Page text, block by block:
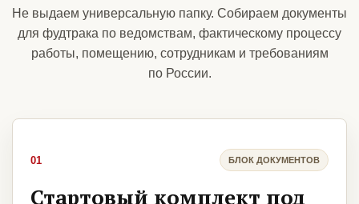
Не выдаем универсальную папку. Собираем документы
для фудтрака по ведомствам, фактическому процессу
работы, помещению, сотрудникам и требованиям
по России.
01 БЛОК ДОКУМЕНТОВ
Стартовый комплект под